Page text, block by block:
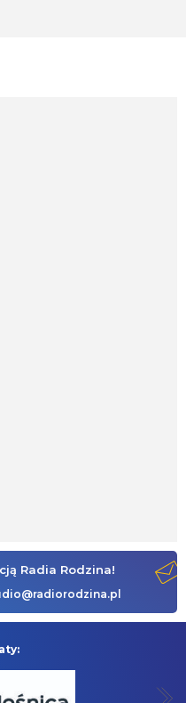
Radia Rodzina!